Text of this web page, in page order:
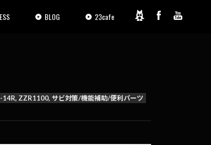
BLOG 23cafe
ZZR1100, サビ対策/機能補助/便利パーツ